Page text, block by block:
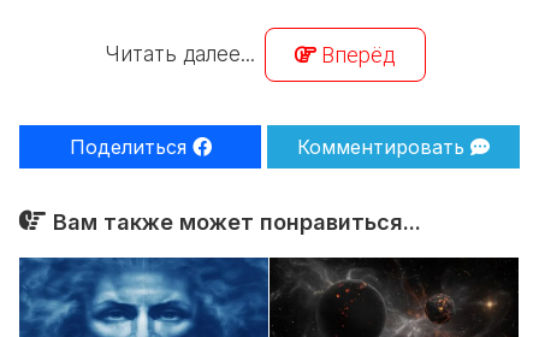
Читать далее... Вперёд
Поделиться Комментировать
Вам также может понравиться...